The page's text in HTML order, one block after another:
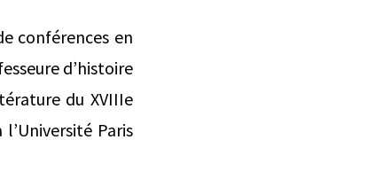
conférences en
d’histoire
du XVIIIe
Paris